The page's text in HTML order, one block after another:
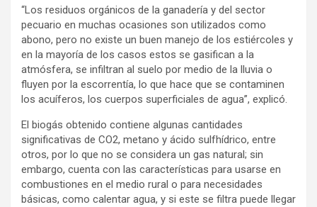
“Los residuos orgánicos de la ganadería y del sector
pecuario en muchas ocasiones son utilizados como
abono, pero no existe un buen manejo de los estiércoles y
en la mayoría de los casos estos se gasifican a la
atmósfera, se infiltran al suelo por medio de la lluvia o
fluyen por la escorrentía, lo que hace que se contaminen
los acuíferos, los cuerpos superficiales de agua”, explicó.
El biogás obtenido contiene algunas cantidades
significativas de CO2, metano y ácido sulfhídrico, entre
otros, por lo que no se considera un gas natural; sin
embargo, cuenta con las características para usarse en
combustiones en el medio rural o para necesidades
básicas, como calentar agua, y si este se filtra puede llegar